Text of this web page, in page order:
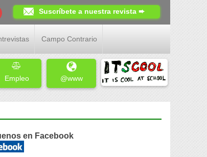
Suscríbete a nuestra revista ➨
Campo Contrario
Empleo @www
en Facebook